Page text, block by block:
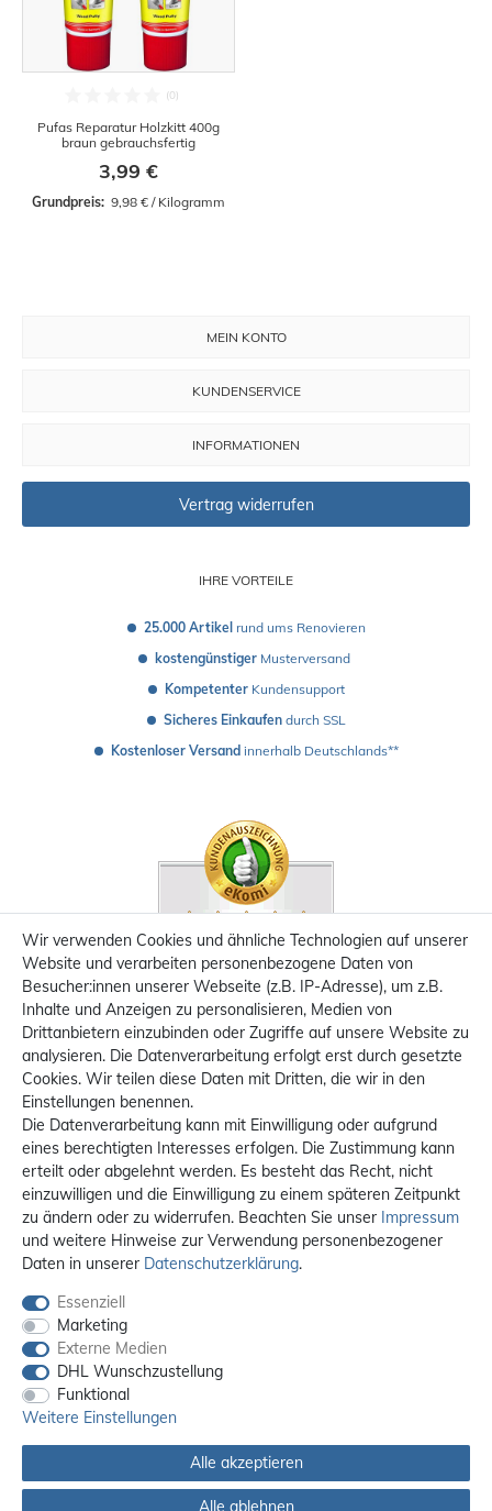
Pufas Reparatur Holzkitt 400g
braun gebrauchsfertig
3,99 €
Grundpreis: 9,98 € / Kilogramm
IHRE VORTEILE
25.000 Artikel rund ums Renovieren
kostengünstiger Musterversand
Kompetenter Kundensupport
Sicheres Einkaufen durch SSL
Kostenloser Versand innerhalb Deutschlands**
MEIN KONTO
KUNDENSERVICE
INFORMATIONEN
Vertrag widerrufen
Wir verwenden Cookies und ähnliche Technologien auf unserer
Website und verarbeiten personenbezogene Daten von
Besucher:innen unserer Webseite (z.B. IP-Adresse), um z.B.
Inhalte und Anzeigen zu personalisieren, Medien von
Drittanbietern einzubinden oder Zugriffe auf unsere Website zu
analysieren. Die Datenverarbeitung erfolgt erst durch gesetzte
Cookies. Wir teilen diese Daten mit Dritten, die wir in den
Einstellungen benennen.
Die Datenverarbeitung kann mit Einwilligung oder aufgrund
eines berechtigten Interesses erfolgen. Die Zustimmung kann
erteilt oder abgelehnt werden. Es besteht das Recht, nicht
einzuwilligen und die Einwilligung zu einem späteren Zeitpunkt
zu ändern oder zu widerrufen. Beachten Sie unser Impressum
und weitere Hinweise zur Verwendung personenbezogener
Daten in unserer Daten­schutz­erklärung.
Essenziell
Marketing
Externe Medien
DHL Wunschzustellung
Funktional
Weitere Einstellungen
Alle akzeptieren
Alle ablehnen